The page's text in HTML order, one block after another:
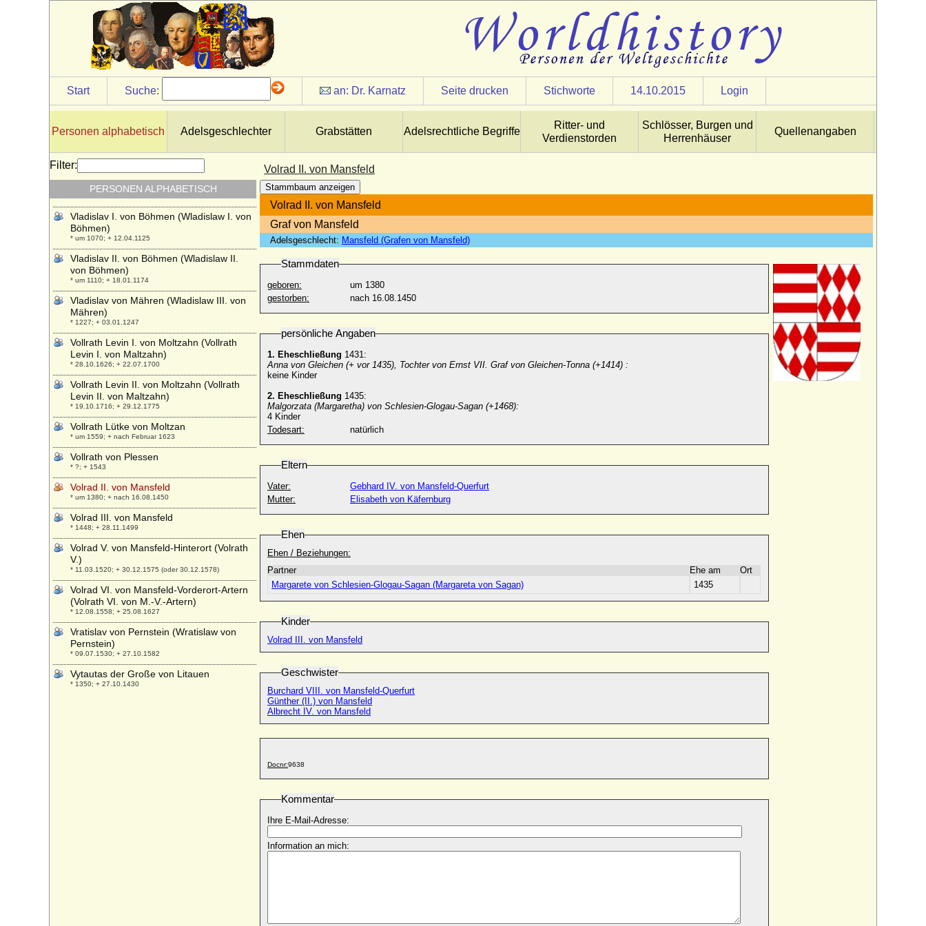
Start Suche: an: Dr. Karnatz Seite drucken Stichworte 14.10.2015 Login
Personen alphabetisch Adelsgeschlechter Grabstätten Adelsrechtliche Begriffe
Ritter- und
Verdienstorden
Schlösser, Burgen und
Herrenhäuser
Quellenangaben
Volrad II. von Mansfeld
Stammbaum anzeigen
Volrad II. von Mansfeld
Graf von Mansfeld
Adelsgeschlecht: Mansfeld (Grafen von Mansfeld)
Stammdaten
geboren:
um 1380
gestorben:
nach 16.08.1450
persönliche Angaben
1. Eheschließung 1431:
Anna von Gleichen (+ vor 1435), Tochter von Ernst VII. Graf von Gleichen-Tonna (+1414) :
keine Kinder
2. Eheschließung 1435:
Malgorzata (Margaretha) von Schlesien-Glogau-Sagan (+1468):
4 Kinder
Todesart:
natürlich
Eltern
Vater:
Gebhard IV. von Mansfeld-Querfurt
Mutter:
Elisabeth von Käfernburg
Ehen
Ehen / Beziehungen:
Partner
Ehe am
Ort
Margarete von Schlesien-Glogau-Sagan (Margareta von Sagan)
1435
Kinder
Volrad III. von Mansfeld
Geschwister
Burchard VIII. von Mansfeld-Querfurt
Günther (II.) von Mansfeld
Albrecht IV. von Mansfeld
Docnr:9638
Kommentar
Ihre E-Mail-Adresse:
Information an mich:
Filter:
PERSONEN ALPHABETISCH
Vittorio Emanuele I. von Savoyen (Viktor
Emanuel I. von Sardinien-Piemont)
* 24.07.1759; + 10.01.1824
Vittorio Emanuele II. von Savoyen (Viktor
Emanuel II.)
Vittorio Emanuele III. di Savoia (Viktor
Emanuel III. von Savoyen)
* 11.02.1963;
Vladimir Moltke-Huitfeldt (Wladimir Moltke-
Huitfeld), Graf
Vladislav I. von Böhmen (Wladislaw I. von
Böhmen)
* um 1070; + 12.04.1125
Vladislav II. von Böhmen (Wladislaw II.
von Böhmen)
* um 1110; + 18.01.1174
Vladislav von Mähren (Wladislaw III. von
Mähren)
* 1227; + 03.01.1247
Vollrath Levin I. von Moltzahn (Vollrath
Levin I. von Maltzahn)
* 28.10.1626; + 22.07.1700
Vollrath Levin II. von Moltzahn (Vollrath
Levin II. von Maltzahn)
* 19.10.1716; + 29.12.1775
Vollrath Lütke von Moltzan
* um 1559; + nach Februar 1623
Vollrath von Plessen
* ?; + 1543
Volrad II. von Mansfeld
* um 1380; + nach 16.08.1450
Volrad III. von Mansfeld
* 1448; + 28.11.1499
Volrad V. von Mansfeld-Hinterort (Volrath
V.)
* 11.03.1520; + 30.12.1575 (oder 30.12.1578)
Volrad VI. von Mansfeld-Vorderort-Artern
(Volrath VI. von M.-V.-Artern)
* 12.08.1558; + 25.08.1627
Vratislav von Pernstein (Wratislaw von
Pernstein)
* 09.07.1530; + 27.10.1582
Vytautas der Große von Litauen
* 1350; + 27.10.1430